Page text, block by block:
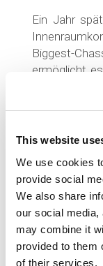
This website
We use cookies
provide social
We also share
our social media,
may combine it
provided to them
of their services.
Ein Jahr
Biggest-
ermöglicht
Fertigung
Bekenntnis
2018
den Markt –
direktem